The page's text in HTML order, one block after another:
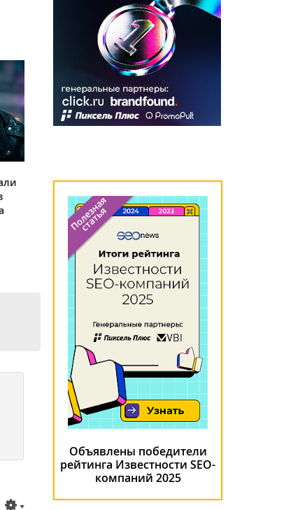
Объявлены победители
рейтинга Известности SEO-
компаний 2025